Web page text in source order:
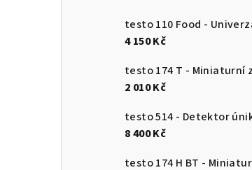
4 150 Kč
2 010 Kč
8 400 Kč